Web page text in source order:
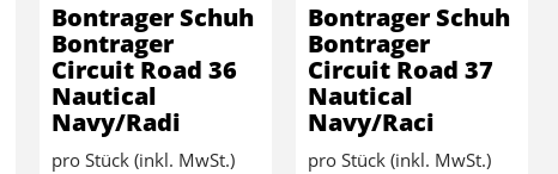
Bontrager Schuh
Bontrager
Circuit Road 36
Nautical
Navy/Radi
pro Stück (inkl. MwSt.)
Bontrager Schuh
Bontrager
Circuit Road 37
Nautical
Navy/Raci
pro Stück (inkl. MwSt.)